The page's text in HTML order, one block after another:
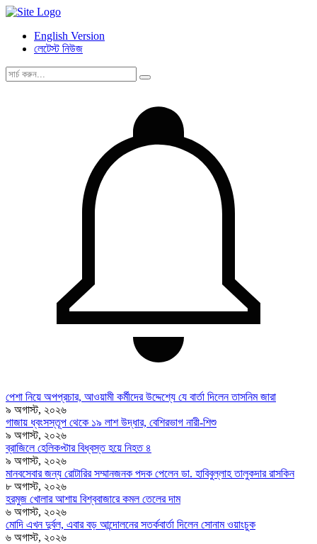
English Version
লেটেস্ট নিউজ
পেশা নিয়ে অপপ্রচার, আওয়ামী কর্মীদের উদ্দেশ্যে যে বার্তা দিলেন তাসনিম জারা
৯ অগাস্ট, ২০২৬
গাজায় ধ্বংসস্তূপ থেকে ১৯ লাশ উদ্ধার, বেশিরভাগ নারী-শিশু
৯ অগাস্ট, ২০২৬
ব্রাজিলে হেলিকপ্টার বিধ্বস্ত হয়ে নিহত ৪
৯ অগাস্ট, ২০২৬
মানবসেবার জন্য রোটারির সম্মানজনক পদক পেলেন ডা. হাবিবুল্লাহ তালুকদার রাসকিন
৮ অগাস্ট, ২০২৬
হরমুজ খোলার আশায় বিশ্ববাজারে কমল তেলের দাম
৬ অগাস্ট, ২০২৬
মোদি এখন দুর্বল, এবার বড় আন্দোলনের সতর্কবার্তা দিলেন সোনাম ওয়াংচুক
৬ অগাস্ট, ২০২৬